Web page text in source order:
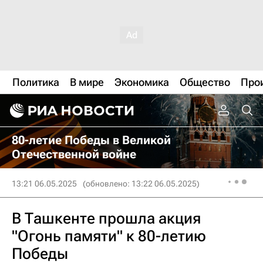
Политика В мире Экономика Общество
80-летие Победы в Великой
Отечественной войне
13:21 06.05.2025 (обновлено: 13:22 06.05.2025)
В Ташкенте прошла акция
"Огонь памяти" к 80-летию
Победы